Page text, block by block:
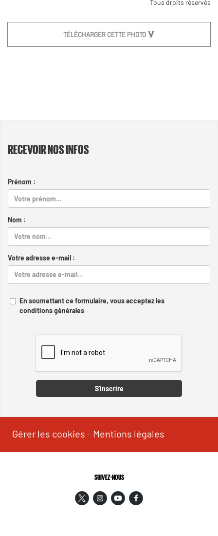
Tous droits réservés
TÉLÉCHARGER CETTE PHOTO
RECEVOIR NOS INFOS
Prénom :
Nom :
Votre adresse e-mail :
En soumettant ce formulaire, vous acceptez les
conditions générales
S'inscrire
Gérer les cookies - Mentions légales
SUIVEZ-NOUS